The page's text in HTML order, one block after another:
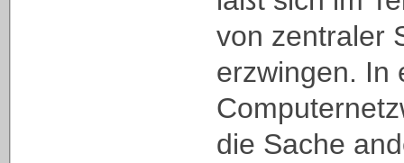
von zentraler
erzwingen. In
die Sache